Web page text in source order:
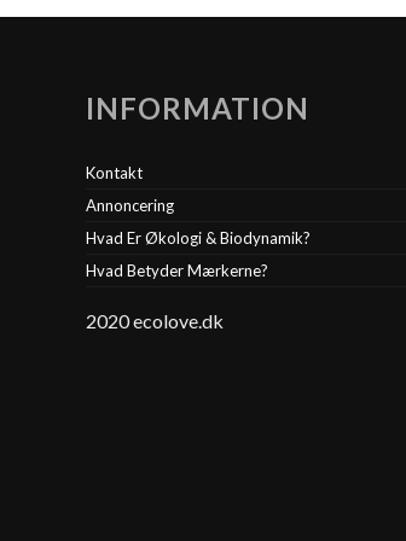
INFORMATION
Kontakt
Annoncering
Hvad Er Økologi & Biodynamik?
Hvad Betyder Mærkerne?
2020 ecolove.dk